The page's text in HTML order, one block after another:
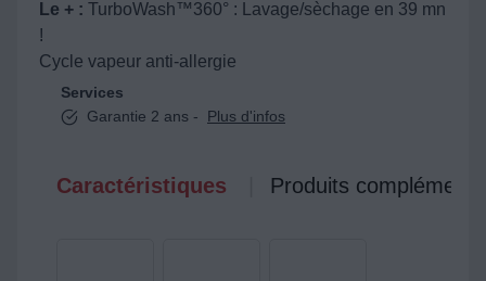
Le + : TurboWash™360° : Lavage/sèchage en 39 mn
!
Cycle vapeur anti-allergie
Services
Garantie 2 ans -
Plus d'infos
Caractéristiques Produits